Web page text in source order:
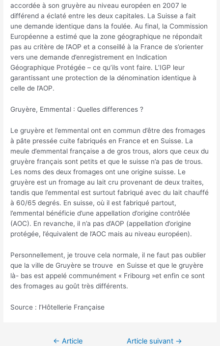
accordée à son gruyère au niveau européen en 2007 le
différend a éclaté entre les deux capitales. La Suisse a fait
une demande identique dans la foulée. Au final, la Commission
Européenne a estimé que la zone géographique ne répondait
pas au critère de l’AOP et a conseillé à la France de s’orienter
vers une demande d’enregistrement en Indication
Géographique Protégée – ce qu’ils vont faire. L’IGP leur
garantissant une protection de la dénomination identique à
celle de l’AOP.
Gruyère, Emmental : Quelles differences ?
Le gruyère et l’emmental ont en commun d’être des fromages
à pâte pressée cuite fabriqués en France et en Suisse. La
meule d’emmental française a de gros trous, alors que ceux du
gruyère français sont petits et que le suisse n’a pas de trous.
Les noms des deux fromages ont une origine suisse. Le
gruyère est un fromage au lait cru provenant de deux traites,
tandis que l’emmental est surtout fabriqué avec du lait chauffé
à 60/65 degrés. En suisse, où il est fabriqué partout,
l’emmental bénéficie d’une appellation d’origine contrôlée
(AOC). En revanche, il n’a pas d’AOP (appellation d’origine
protégée, l’équivalent de l’AOC mais au niveau européen).
Personnellement, je trouve cela normale, il ne faut pas oublier
que la ville de Gruyère se trouve en Suisse et que le gruyère
là- bas est appelé communément « Fribourg »et enfin ce sont
des fromages au goût très différents.
Source : l’Hôtellerie Française
Navigation← Article
Article suivant →